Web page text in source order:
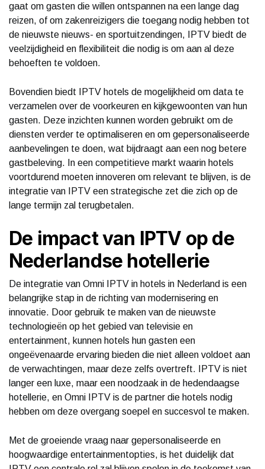
gaat om gasten die willen ontspannen na een lange dag
reizen, of om zakenreizigers die toegang nodig hebben tot
de nieuwste nieuws- en sportuitzendingen, IPTV biedt de
veelzijdigheid en flexibiliteit die nodig is om aan al deze
behoeften te voldoen.
Bovendien biedt IPTV hotels de mogelijkheid om data te
verzamelen over de voorkeuren en kijkgewoonten van hun
gasten. Deze inzichten kunnen worden gebruikt om de
diensten verder te optimaliseren en om gepersonaliseerde
aanbevelingen te doen, wat bijdraagt aan een nog betere
gastbeleving. In een competitieve markt waarin hotels
voortdurend moeten innoveren om relevant te blijven, is de
integratie van IPTV een strategische zet die zich op de
lange termijn zal terugbetalen.
De impact van IPTV op de
Nederlandse hotellerie
De integratie van Omni IPTV in hotels in Nederland is een
belangrijke stap in de richting van modernisering en
innovatie. Door gebruik te maken van de nieuwste
technologieën op het gebied van televisie en
entertainment, kunnen hotels hun gasten een
ongeëvenaarde ervaring bieden die niet alleen voldoet aan
de verwachtingen, maar deze zelfs overtreft. IPTV is niet
langer een luxe, maar een noodzaak in de hedendaagse
hotellerie, en Omni IPTV is de partner die hotels nodig
hebben om deze overgang soepel en succesvol te maken.
Met de groeiende vraag naar gepersonaliseerde en
hoogwaardige entertainmentopties, is het duidelijk dat